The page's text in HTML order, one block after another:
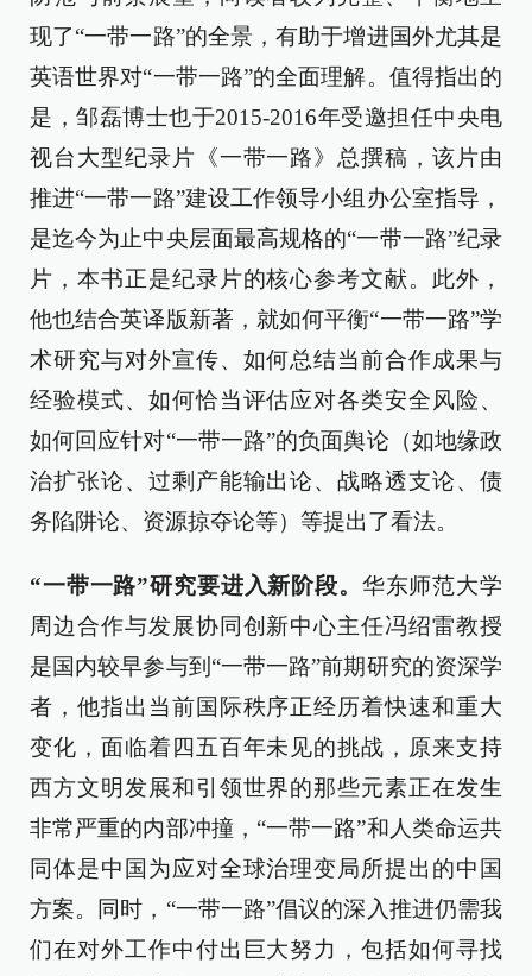
现了“一带一路”的全景，有助于增进国外尤其是
英语世界对“一带一路”的全面理解。值得指出的
是，邹磊博士也于2015-2016年受邀担任中央电
视台大型纪录片《一带一路》总撰稿，该片由
推进“一带一路”建设工作领导小组办公室指导，
是迄今为止中央层面最高规格的“一带一路”纪录
片，本书正是纪录片的核心参考文献。此外，
他也结合英译版新著，就如何平衡“一带一路”学
术研究与对外宣传、如何总结当前合作成果与
经验模式、如何恰当评估应对各类安全风险、
如何回应针对“一带一路”的负面舆论（如地缘政
治扩张论、过剩产能输出论、战略透支论、债
务陷阱论、资源掠夺论等）等提出了看法。
“一带一路”研究要进入新阶段。 华东师范大学
周边合作与发展协同创新中心主任冯绍雷教授
是国内较早参与到“一带一路”前期研究的资深学
者，他指出当前国际秩序正经历着快速和重大
变化，面临着四五百年未见的挑战，原来支持
西方文明发展和引领世界的那些元素正在发生
非常严重的内部冲撞，“一带一路”和人类命运共
同体是中国为应对全球治理变局所提出的中国
方案。同时，“一带一路”倡议的深入推进仍需我
们在对外工作中付出巨大努力，包括如何寻找